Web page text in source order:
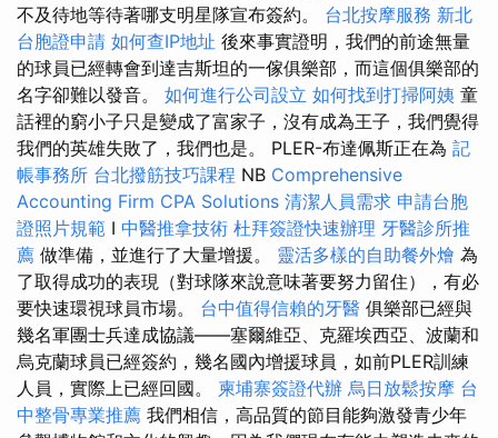
不及待地等待著哪支明星隊宣布簽約。 台北按摩服務 新北
台胞證申請 如何查IP地址 後來事實證明，我們的前途無量
的球員已經轉會到達吉斯坦的一傢俱樂部，而這個俱樂部的
名字卻難以發音。 如何進行公司設立 如何找到打掃阿姨 童
話裡的窮小子只是變成了富家子，沒有成為王子，我們覺得
我們的英雄失敗了，我們也是。 PLER-布達佩斯正在為 記
帳事務所 台北撥筋技巧課程 NB Comprehensive
Accounting Firm CPA Solutions 清潔人員需求 申請台胞
證照片規範 I 中醫推拿技術 杜拜簽證快速辦理 牙醫診所推
薦 做準備，並進行了大量增援。 靈活多樣的自助餐外燴 為
了取得成功的表現（對球隊來說意味著要努力留住），有必
要快速環視球員市場。 台中值得信賴的牙醫 俱樂部已經與
幾名軍團士兵達成協議——塞爾維亞、克羅埃西亞、波蘭和
烏克蘭球員已經簽約，幾名國內增援球員，如前PLER訓練
人員，實際上已經回國。 柬埔寨簽證代辦 烏日放鬆按摩 台
中整骨專業推薦 我們相信，高品質的節目能夠激發青少年